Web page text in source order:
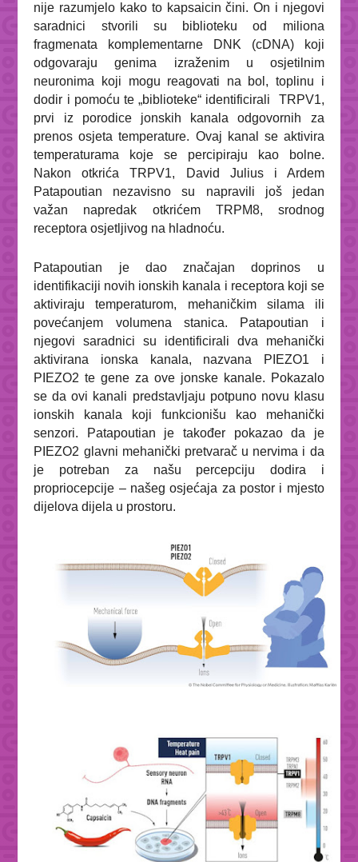
nije razumjelo kako to kapsaicin čini. On i njegovi
saradnici stvorili su biblioteku od miliona
fragmenata komplementarne DNK (cDNA) koji
odgovaraju genima izraženim u osjetilnim
neuronima koji mogu reagovati na bol, toplinu i
dodir i pomoću te „biblioteke“ identificirali
TRPV1,
prvi iz porodice jonskih kanala odgovornih za
prenos osjeta temperature. Ovaj kanal se aktivira
temperaturama koje se percipiraju kao bolne.
Nakon otkrića TRPV1, David Julius i Ardem
Patapoutian nezavisno su napravili još jedan
važan napredak otkrićem TRPM8, srodnog
receptora osjetljivog na hladnoću.
Patapoutian je dao značajan doprinos u
identifikaciji novih ionskih kanala i receptora koji se
aktiviraju temperaturom, mehaničkim silama ili
povećanjem volumena stanica. Patapoutian i
njegovi saradnici su identificirali dva mehanički
aktivirana ionska kanala, nazvana PIEZO1 i
PIEZO2 te gene za ove jonske kanale. Pokazalo
se da ovi kanali predstavljaju potpuno novu klasu
ionskih kanala koji funkcionišu kao mehanički
senzori. Patapoutian je također pokazao da je
PIEZO2 glavni mehanički pretvarač u nervima i da
je potreban za našu percepciju dodira i
propriocepcije – našeg osjećaja za postor i mjesto
dijelova dijela u prostoru.